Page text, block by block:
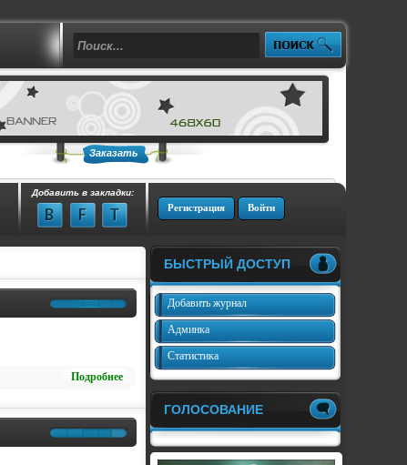
Заказать
Регистрация Войти
Добавить в закладки:
Подробнее
БЫСТРЫЙ ДОСТУП
Добавить журнал
Админка
Статистика
ГОЛОСОВАНИЕ